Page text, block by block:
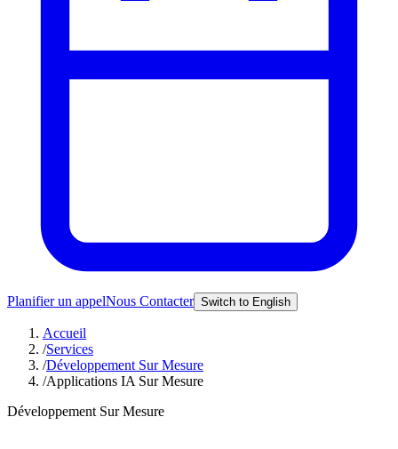
Planifier un appelNous Contacter Switch to English
Accueil
/Services
/Développement Sur Mesure
/Applications IA Sur Mesure
Développement Sur Mesure